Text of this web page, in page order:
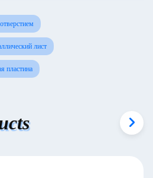
лист
пластина